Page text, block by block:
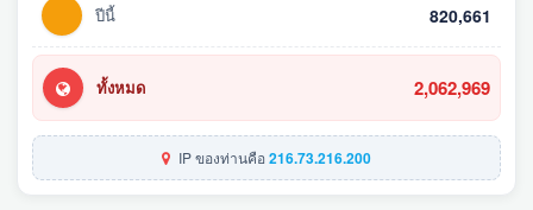
ปีนี้ 820,661
ทั้งหมด 2,062,969
IP ของท่านคือ216.73.216.200